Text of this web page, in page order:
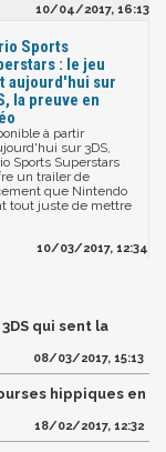
10/04/2017, 16:13
Sports
: le jeu
aujourd'hui sur
la preuve en
à partir
sur 3DS,
Sports Superstars
un trailer de
que Nintendo
tout juste de mettre
10/03/2017, 12:34
qui sent la
08/03/2017, 15:13
hippiques en
18/02/2017, 12:32